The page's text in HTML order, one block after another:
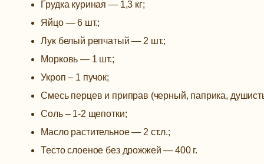
Грудка куриная — 1,3 кг;
Яйцо — 6 шт.;
Лук белый репчатый — 2 шт.;
Морковь — 1 шт.;
Укроп – 1 пучок;
Смесь перцев и приправ (черный, паприка,
Соль – 1-2 щепотки;
Масло растительное — 2 ст.л.;
Тесто слоеное без дрожжей — 400 г.